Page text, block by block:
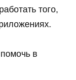
того,
в